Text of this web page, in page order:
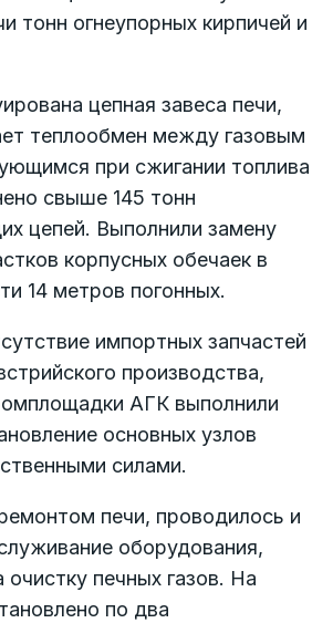
тонн огнеупорных кирпичей и
цепная завеса печи,
теплообмен между газовым
при сжигании топлива
свыше 145 тонн
цепей. Выполнили замену
корпусных обечаек в
14 метров погонных.
импортных запчастей
производства,
АГК выполнили
основных узлов
силами.
печи, проводилось и
оборудования,
печных газов. На
по два